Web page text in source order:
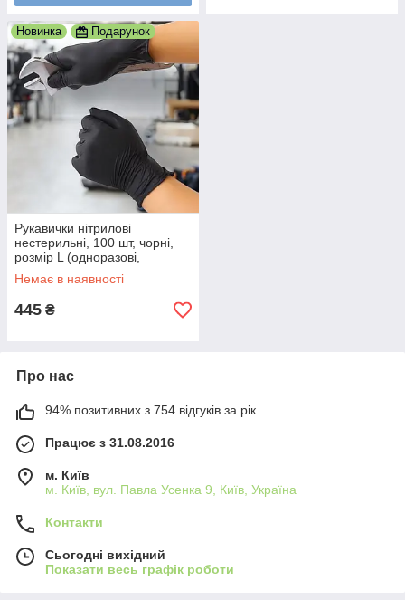
Новинка Подарунок
Рукавички нітрилові
нестерильні, 100 шт, чорні,
розмір L (одноразові,
неопудрені)
Немає в наявності
445 ₴
Про нас
94% позитивних з 754 відгуків за рік
Працює з 31.08.2016
м. Київ
м. Київ, вул. Павла Усенка 9, Київ, Україна
Контакти
Сьогодні вихідний
Показати весь графік роботи